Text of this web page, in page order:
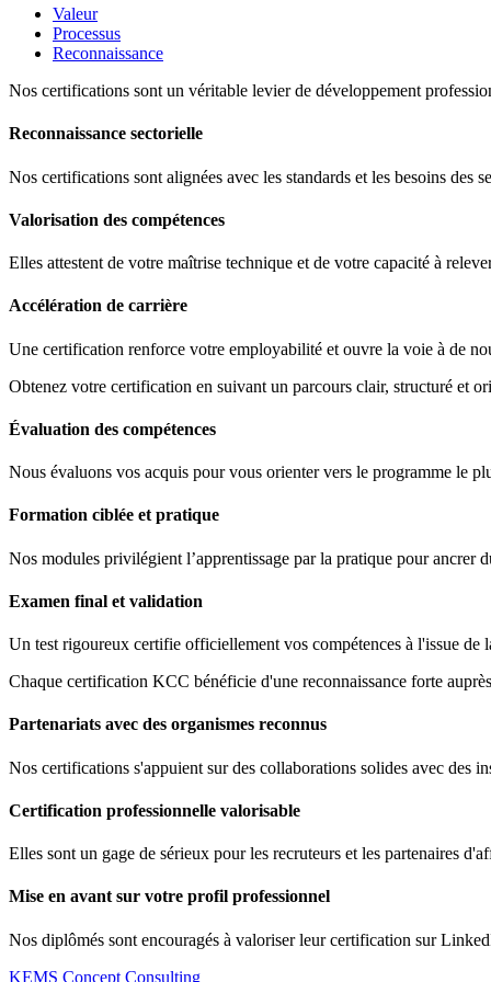
Valeur
Processus
Reconnaissance
Nos certifications sont un véritable levier de développement
Reconnaissance sectorielle
Nos certifications sont alignées avec les standards et les besoins des
Valorisation des compétences
Elles attestent de votre maîtrise technique et de votre capacité à
Accélération de carrière
Une certification renforce votre employabilité et ouvre la voie à de
Obtenez votre certification en suivant un parcours clair, structuré et
Évaluation des compétences
Nous évaluons vos acquis pour vous orienter vers le programme le
Formation ciblée et pratique
Nos modules privilégient l’apprentissage par la pratique pour ancrer
Examen final et validation
Un test rigoureux certifie officiellement vos compétences à l'issue de
Chaque certification KCC bénéficie d'une reconnaissance forte
Partenariats avec des organismes reconnus
Nos certifications s'appuient sur des collaborations solides avec des
Certification professionnelle valorisable
Elles sont un gage de sérieux pour les recruteurs et les partenaires
Mise en avant sur votre profil professionnel
Nos diplômés sont encouragés à valoriser leur certification sur
KEMS Concept Consulting